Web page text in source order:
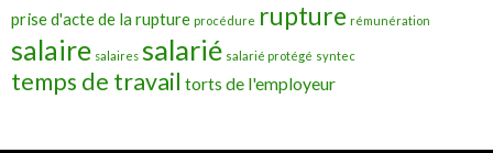
prise d'acte de la rupture procédure rupture rémunération
salaire salaires salarié salarié protégé syntec
temps de travail torts de l'employeur